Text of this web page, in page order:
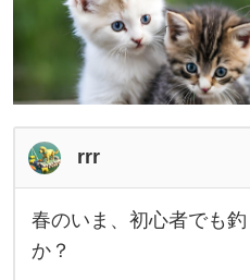
rrr
春
春のいま、初心者でも
か？